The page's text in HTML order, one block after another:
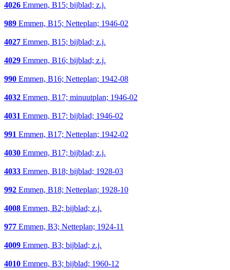
4026 Emmen, B15; bijblad; z.j.
989 Emmen, B15; Netteplan; 1946-02
4027 Emmen, B15; bijblad; z.j.
4029 Emmen, B16; bijblad; z.j.
990 Emmen, B16; Netteplan; 1942-08
4032 Emmen, B17; minuutplan; 1946-02
4031 Emmen, B17; bijblad; 1946-02
991 Emmen, B17; Netteplan; 1942-02
4030 Emmen, B17; bijblad; z.j.
4033 Emmen, B18; bijblad; 1928-03
992 Emmen, B18; Netteplan; 1928-10
4008 Emmen, B2; bijblad; z.j.
977 Emmen, B3; Netteplan; 1924-11
4009 Emmen, B3; bijblad; z.j.
4010 Emmen, B3; bijblad; 1960-12